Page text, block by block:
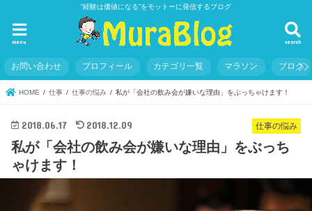
”経験は価値になる”をモットーに発信するブログ
search
menu
お問い合わせ プロフィール カテゴリ一覧 マラソン ブログ
HOME 仕事 仕事の悩み 私が「会社の飲み会が嫌いな理由」をぶっちゃけます！
仕事の悩み
2018.06.17 2018.12.09
私が「会社の飲み会が嫌いな理由」をぶっち
ゃけます！